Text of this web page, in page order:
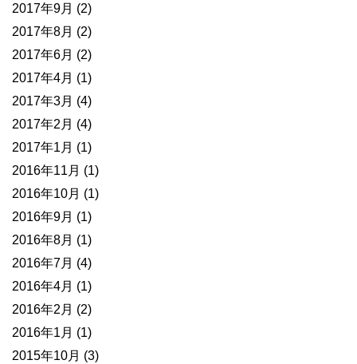
2017年9月 (2)
2017年8月 (2)
2017年6月 (2)
2017年4月 (1)
2017年3月 (4)
2017年2月 (4)
2017年1月 (1)
2016年11月 (1)
2016年10月 (1)
2016年9月 (1)
2016年8月 (1)
2016年7月 (4)
2016年4月 (1)
2016年2月 (2)
2016年1月 (1)
2015年10月 (3)